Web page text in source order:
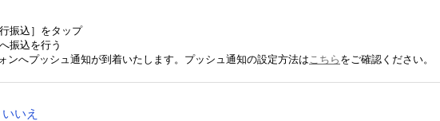
行振込］をタップ
振込を行う
へプッシュ通知が到着いたします。プッシュ通知の設定方法は こちらをご確認ください。
いいえ